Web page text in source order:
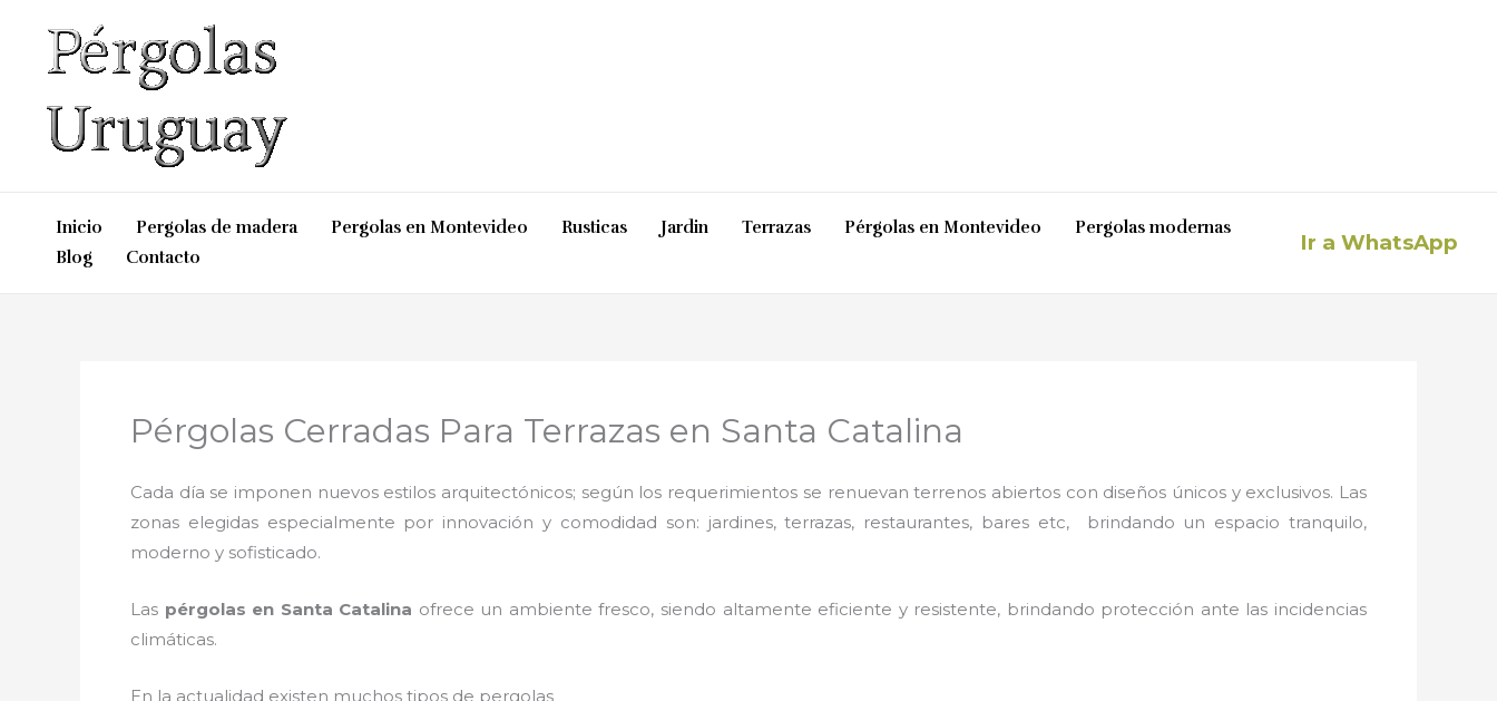
contenido
Inicio Pergolas de madera Pergolas en Montevideo Rusticas Jardin Terrazas Pérgolas en Montevideo
Pergolas modernas
Blog
Contacto
Ir a WhatsApp
Pérgolas Cerradas Para Terrazas en Santa Catalina
Cada día se imponen nuevos estilos arquitectónicos; según los requerimientos se renuevan terrenos abiertos con diseños únicos y exclusivos. Las
zonas elegidas especialmente por innovación y comodidad son: jardines, terrazas, restaurantes, bares etc, brindando un espacio tranquilo,
moderno y sofisticado.
Las pérgolas en Santa Catalina ofrece un ambiente fresco, siendo altamente eficiente y resistente, brindando protección ante las incidencias
climáticas.
En la actualidad existen muchos tipos de pergolas